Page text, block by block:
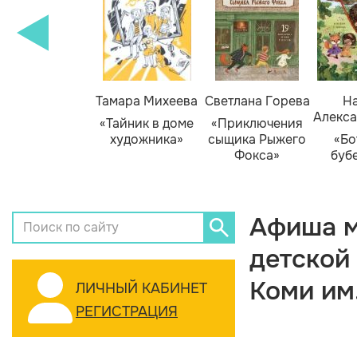
Тамара Михеева
«Тайник в доме
художника»
Светлана Горева
«Приключения
сыщика Рыжего
Фокса»
ЛИЧНЫЙ КАБИНЕТ
РЕГИСТРАЦИЯ
Афиша
Коми